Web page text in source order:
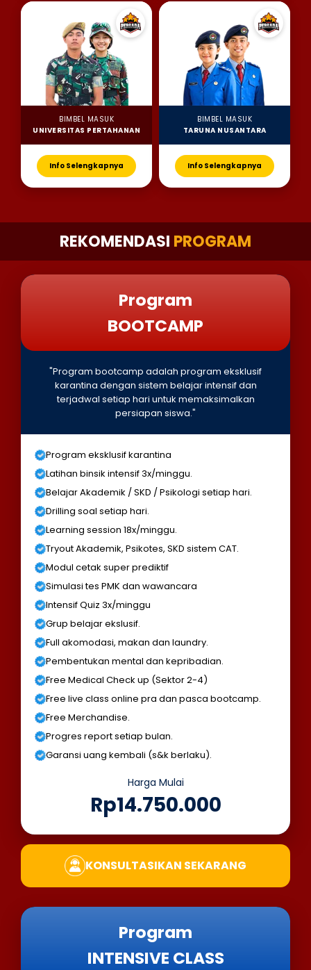
BIMBEL MASUK
UNIVERSITAS PERTAHANAN
Info Selengkapnya
BIMBEL MASUK
TARUNA NUSANTARA
Info Selengkapnya
REKOMENDASI PROGRAM
Program
BOOTCAMP
"Program bootcamp adalah program eksklusif
karantina dengan sistem belajar intensif dan
terjadwal setiap hari untuk memaksimalkan
persiapan siswa."
Program eksklusif karantina
Latihan binsik intensif 3x/minggu.
Belajar Akademik / SKD / Psikologi setiap hari.
Drilling soal setiap hari.
Learning session 18x/minggu.
Tryout Akademik, Psikotes, SKD sistem CAT.
Modul cetak super prediktif
Simulasi tes PMK dan wawancara
Intensif Quiz 3x/minggu
Grup belajar ekslusif.
Full akomodasi, makan dan laundry.
Pembentukan mental dan kepribadian.
Free Medical Check up (Sektor 2-4)
Free live class online pra dan pasca bootcamp.
Free Merchandise.
Progres report setiap bulan.
Garansi uang kembali (s&k berlaku).
Harga Mulai
Rp14.750.000
KONSULTASIKAN SEKARANG
Program
INTENSIVE CLASS